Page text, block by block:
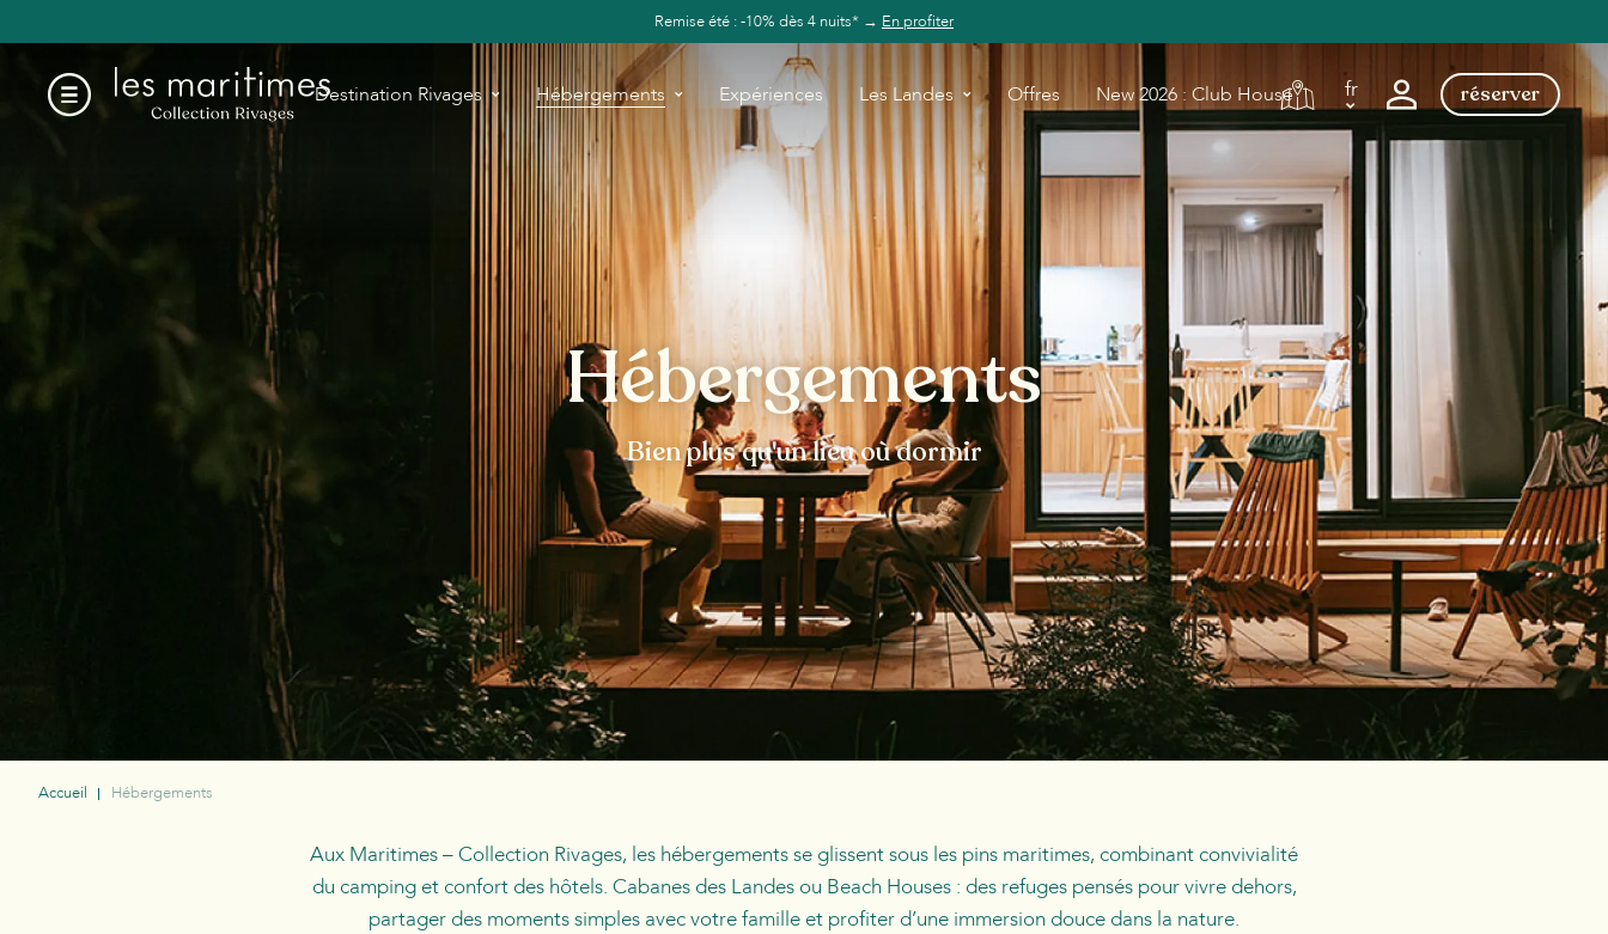
Remise été : -10% dès 4 nuits* → En profiter
Destination Rivages Hébergements Expériences Les Landes Offres New 2026 : Club House fr réserver
Hébergements
Bien plus qu'un lieu où dormir
Accueil Hébergements
Aux Maritimes – Collection Rivages, les hébergements se glissent sous les pins maritimes, combinant convivialité
du camping et confort des hôtels. Cabanes des Landes ou Beach Houses : des refuges pensés pour vivre dehors,
partager des moments simples avec votre famille et profiter d’une immersion douce dans la nature.